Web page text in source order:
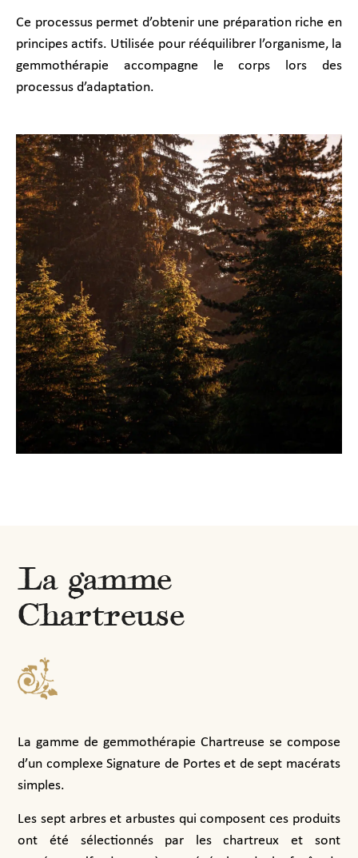
Ce processus permet d’obtenir une préparation riche en
principes actifs. Utilisée pour rééquilibrer l’organisme, la
gemmothérapie accompagne le corps lors des
processus d’adaptation.
La gamme
Chartreuse
La gamme de gemmothérapie Chartreuse se compose
d’un complexe Signature de Portes et de sept macérats
simples.
Les sept arbres et arbustes qui composent ces produits
ont été sélectionnés par les chartreux et sont